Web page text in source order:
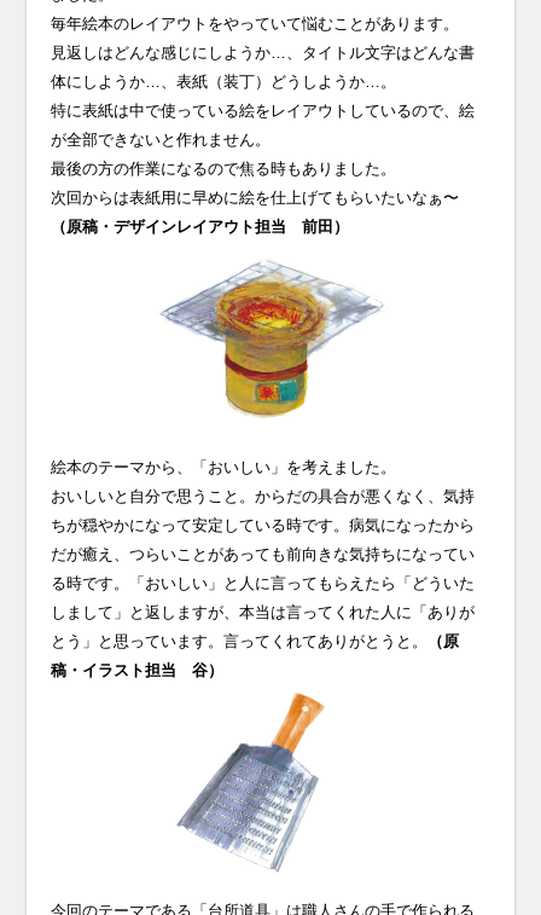
毎年絵本のレイアウトをやっていて悩むことがあります。
見返しはどんな感じにしようか…、タイトル文字はどんな書
体にしようか…、表紙（装丁）どうしようか…。
特に表紙は中で使っている絵をレイアウトしているので、絵
が全部できないと作れません。
最後の方の作業になるので焦る時もありました。
次回からは表紙用に早めに絵を仕上げてもらいたいなぁ〜
（原稿・デザインレイアウト担当 前田）
絵本のテーマから、「おいしい」を考えました。
おいしいと自分で思うこと。からだの具合が悪くなく、気持
ちが穏やかになって安定している時です。病気になったから
だが癒え、つらいことがあっても前向きな気持ちになってい
る時です。「おいしい」と人に言ってもらえたら「どういた
しまして」と返しますが、本当は言ってくれた人に「ありが
とう」と思っています。言ってくれてありがとうと。
（原
稿・イラスト担当 谷）
今回のテーマである「台所道具」は職人さんの手で作られる